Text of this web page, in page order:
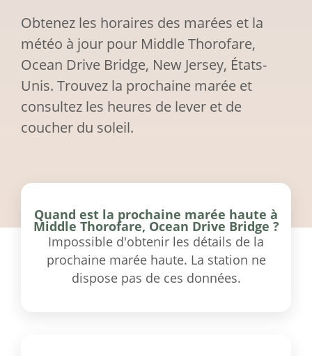
Obtenez les horaires des marées et la
météo à jour pour Middle Thorofare,
Ocean Drive Bridge, New Jersey, États-
Unis. Trouvez la prochaine marée et
consultez les heures de lever et de
coucher du soleil.
Quand est la prochaine marée haute à
Middle Thorofare, Ocean Drive Bridge ?
Impossible d'obtenir les détails de la
prochaine marée haute. La station ne
dispose pas de ces données.